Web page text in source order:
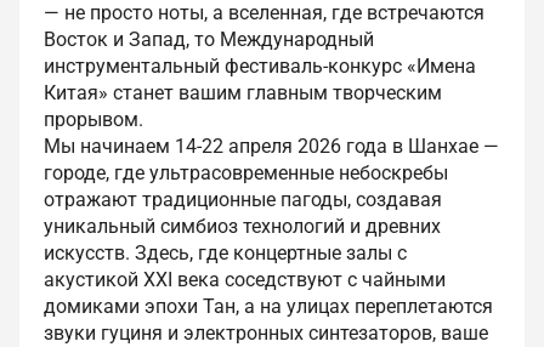
— не просто ноты, а вселенная, где встречаются
Восток и Запад, то Международный
инструментальный фестиваль-конкурс «Имена
Китая» станет вашим главным творческим
прорывом.
Мы начинаем 14-22 апреля 2026 года в Шанхае —
городе, где ультрасовременные небоскребы
отражают традиционные пагоды, создавая
уникальный симбиоз технологий и древних
искусств. Здесь, где концертные залы с
акустикой XXI века соседствуют с чайными
домиками эпохи Тан, а на улицах переплетаются
звуки гуциня и электронных синтезаторов, ваше